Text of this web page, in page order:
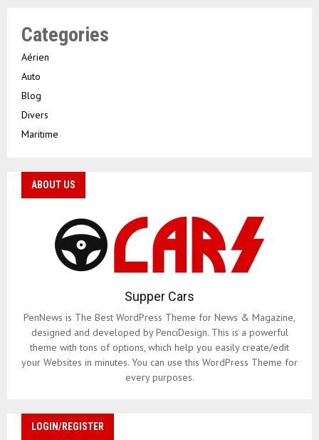
Categories
Aérien
Auto
Blog
Divers
Maritime
ABOUT US
Supper Cars
PenNews is The Best WordPress Theme for News & Magazine,
designed and developed by PenciDesign. This is a powerful
theme with tons of options, which help you easily create/edit
your Websites in minutes. You can use this WordPress Theme for
every purposes.
LOGIN/REGISTER